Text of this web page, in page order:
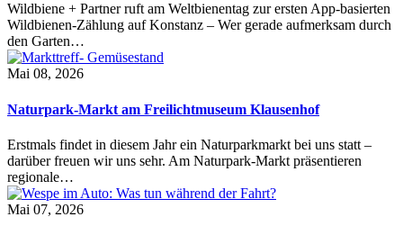
Wildbiene + Partner ruft am Weltbienentag zur ersten App-basierten
Wildbienen-Zählung auf Konstanz – Wer gerade aufmerksam durch
den Garten…
Mai 08, 2026
Naturpark-Markt am Freilichtmuseum Klausenhof
Erstmals findet in diesem Jahr ein Naturparkmarkt bei uns statt –
darüber freuen wir uns sehr. Am Naturpark-Markt präsentieren
regionale…
Mai 07, 2026